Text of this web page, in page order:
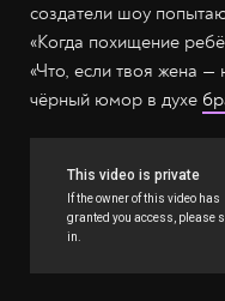
создатели шоу
«Когда похищение
«Что, если твоя жена
чёрный юмор в духе